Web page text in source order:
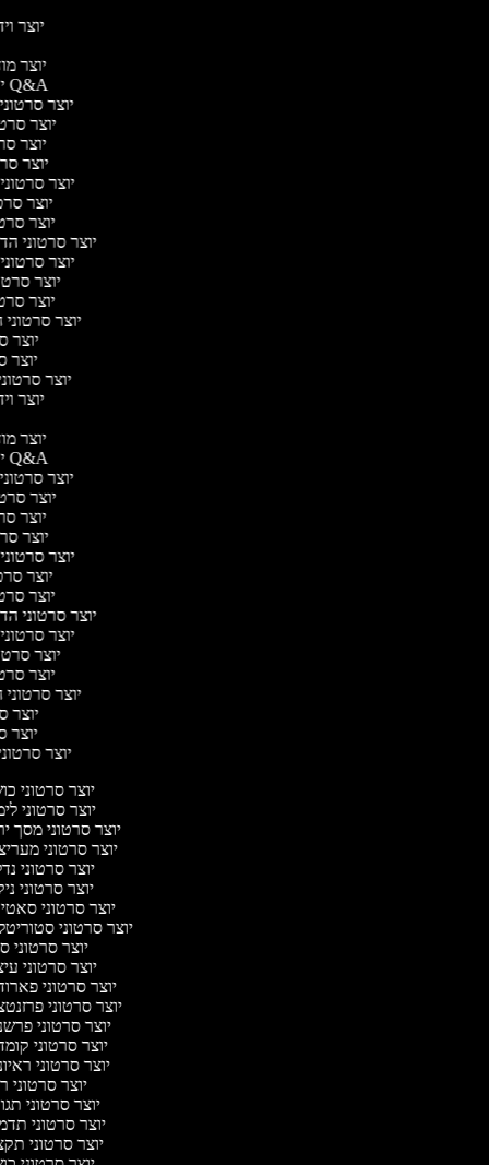
יוצר
יוצר
יוצר סרטוני Q&A
יוצר
יוצר
יוצר
יוצר
יוצר סרטוני
יוצר
יוצר
יוצר סרטוני
יוצר
יוצר
יוצר
יוצר סרטוני
יוצר
יוצר
יוצר
יוצר
יוצר
יוצר סרטוני Q&A
יוצר
יוצר
יוצר
יוצר
יוצר סרטוני
יוצר
יוצר
יוצר סרטוני
יוצר
יוצר
יוצר
יוצר סרטוני
יוצר
יוצר
יוצר
יוצר סרטוני
יוצר סרטוני
יוצר סרטוני מסך
יוצר סרטוני
יוצר סרטוני
יוצר סרטוני
יוצר סרטוני
יוצר סרטוני
יוצר סרטוני
יוצר סרטוני
יוצר סרטוני
יוצר סרטוני
יוצר סרטוני
יוצר סרטוני
יוצר סרטוני
יוצר סרטוני
יוצר סרטוני
יוצר סרטוני
יוצר סרטוני